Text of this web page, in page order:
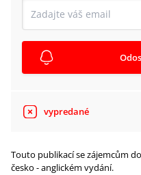
vypredané
Touto publikací se zájemcům
česko - anglickém vydání.